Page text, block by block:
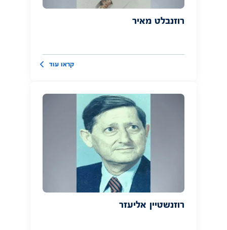
רוזנבלט מאיר
קראו עוד
רוזנשטיין אליעזר